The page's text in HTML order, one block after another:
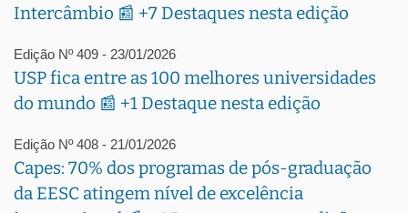
Intercâmbio 📰 +7 Destaques nesta edição
Edição Nº 409 - 23/01/2026
USP fica entre as 100 melhores universidades
do mundo 📰 +1 Destaque nesta edição
Edição Nº 408 - 21/01/2026
Capes: 70% dos programas de pós-graduação
da EESC atingem nível de excelência